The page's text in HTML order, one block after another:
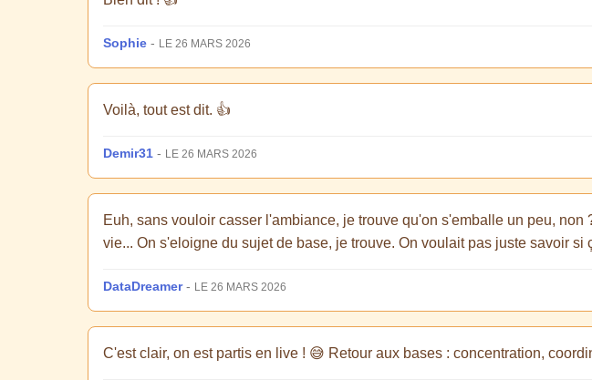
Sophie - LE 26 MARS 2026
Voilà, tout est dit. 👍
Demir31 - LE 26 MARS 2026
Euh, sans vouloir casser l'ambiance, je trouve qu'on s'emballe un peu,
vie... On s'eloigne du sujet de base, je trouve. On voulait pas juste savoir
DataDreamer- LE 26 MARS 2026
C'est clair, on est partis en live ! 😅 Retour aux bases : concentration,